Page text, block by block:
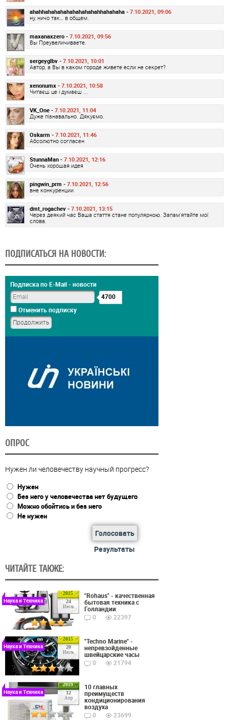
ahahhahahahahahahahahahhahahaha - 7.10.2021, 09:06
ну, ничо так… в общем.
maxanaxzero - 7.10.2021, 09:56
Вы Преувеличиваете.
sergeyglbv - 7.10.2021, 10:01
Автор, а Вы в каком городе живете если не секрет?
xenonumx - 7.10.2021, 10:58
Читаєш це і думаєш ...
VK_One - 7.10.2021, 11:04
Дуже пізнавально. Дякуємо.
Oskarm - 7.10.2021, 11:46
Абсолютно согласен
StunnaMan - 7.10.2021, 12:16
Очень хорошая идея
pingwin_prm - 7.10.2021, 12:56
вне конкуренции
dmt_rogachev - 7.10.2021, 13:15
Через деякий час Ваша стаття стане популярною. Запам'ятайте мої
слова.
ПОДПИСАТЬСЯ НА НОВОСТИ:
Подписка по E-Mail - новости
4700
Отменить подписку
ОПРОС
Нужен ли человечеству научный прогресс?
Нужен
Без него у человечества нет будущего
Можно обойтись и без него
Не нужен
Голосовать
Результаты
ЧИТАЙТЕ ТАКЖЕ:
2015
24
Июль
Наука и Техника
"Rohaus" - качественная
бытовая техника с
Голландии
0
22397
2015
20
Июль
Наука и Техника
"Techno Marine" -
непревзойденные
швейцарские часы
0
21794
2019
12
Апр
Наука и Техника
10 главных
преимуществ
кондиционирования
воздуха
0
23699